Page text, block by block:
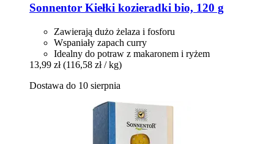
Sonnentor Kiełki kozieradki bio, 120 g
Zawierają dużo żelaza i fosforu
Wspaniały zapach curry
Idealny do potraw z makaronem i ryżem
13,99 zł (116,58 zł / kg)
Dostawa do 10 sierpnia